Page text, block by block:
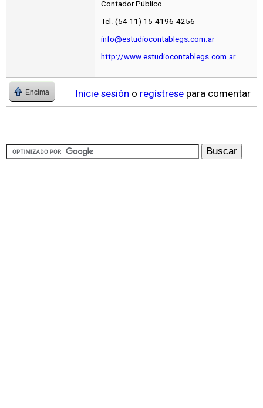
Contador Público
Tel. (54 11) 15-4196-4256
info@estudiocontablegs.com.ar
http://www.estudiocontablegs.com.ar
Encima Inicie sesión o regístrese para comentar